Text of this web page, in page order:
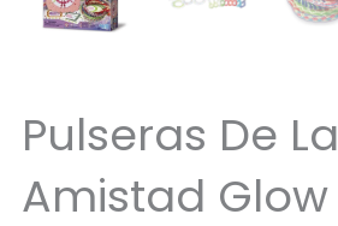
Pulseras De La
Amistad Glow